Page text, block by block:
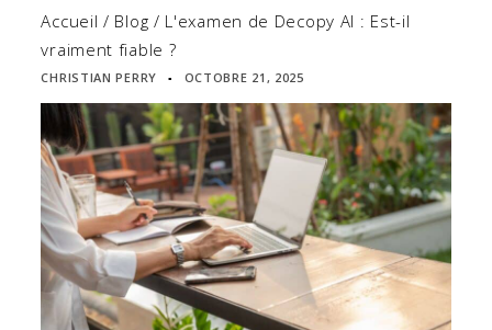
Accueil / Blog / L'examen de Decopy AI : Est-il
vraiment fiable ?
CHRISTIAN PERRY ▪ OCTOBRE 21, 2025